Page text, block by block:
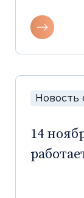
Новость
14